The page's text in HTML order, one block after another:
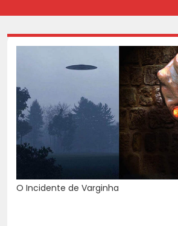
O Incidente de Varginha